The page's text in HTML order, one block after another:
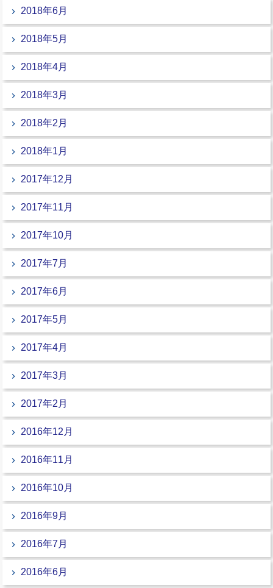
2018年6月
2018年5月
2018年4月
2018年3月
2018年2月
2018年1月
2017年12月
2017年11月
2017年10月
2017年7月
2017年6月
2017年5月
2017年4月
2017年3月
2017年2月
2016年12月
2016年11月
2016年10月
2016年9月
2016年7月
2016年6月